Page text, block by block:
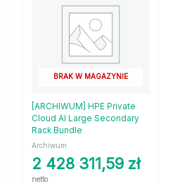
BRAK W MAGAZYNIE
[ARCHIWUM] HPE Private
Cloud AI Large Secondary
Rack Bundle
Archiwum
2 428 311,59 zł
netto